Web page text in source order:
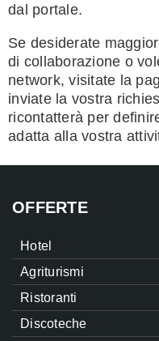
dal portale.
Se desiderate
di collaborazione o
network, visitate la
inviate la vostra
ricontatterà per
adatta alla vostra
OFFERTE
Hotel
Agriturismi
Ristoranti
Discoteche